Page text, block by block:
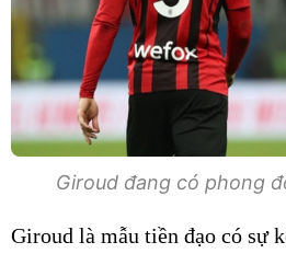
Giroud đang có phong
Giroud là mẫu tiền đạo có sự